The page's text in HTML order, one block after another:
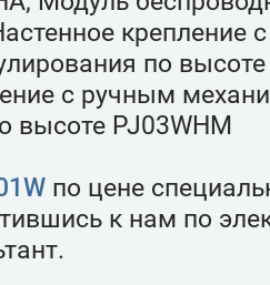
крепление
по высоте
с ручным
высоте PJ03WHM
по цене
к нам по